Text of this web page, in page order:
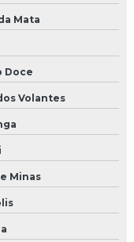
Mata
Doce
Volantes
Minas